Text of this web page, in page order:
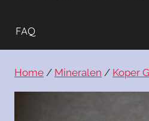
FAQ
Home / Mineralen / Koper